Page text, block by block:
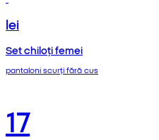
lei
Set chiloți femei
pantaloni scurți fără cus
17